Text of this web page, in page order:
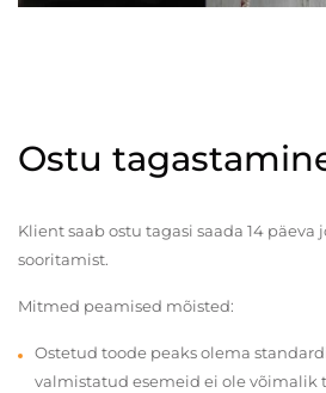
Ostu
Klient saab ostu tagasi saada 14 päeva
sooritamist.
Mitmed peamised mõisted:
Ostetud toode peaks olema
valmistatud esemeid ei ole võimalik